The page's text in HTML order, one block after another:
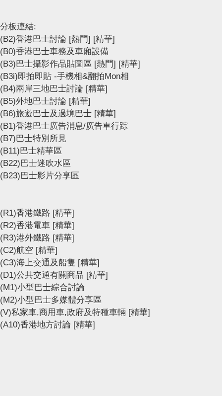
分板連結:
(B2)香港巴士討論 [熱門] [精華]
(B0)香港巴士車務及車廂設備
(B3)巴士攝影作品貼圖區 [熱門] [精華]
(B3i)即拍即貼 -手機相&翻拍Mon相
(B4)兩岸三地巴士討論 [精華]
(B5)外地巴士討論 [精華]
(B6)旅遊巴士及過境巴士 [精華]
(B1)香港巴士廣告消息/廣告車行踪
(B7)巴士特別所見
(B11)巴士精華區
(B22)巴士迷吹水區
(B23)巴士影片分享區
(R1)香港鐵路 [精華]
(R2)香港電車 [精華]
(R3)港外鐵路 [精華]
(C2)航空 [精華]
(C3)海上交通及船隻 [精華]
(D1)公共交通有關商品 [精華]
(M1)小型巴士綜合討論
(M2)小型巴士多媒體分享區
(V)私家車,商用車,政府及特種車輛 [精華]
(A10)香港地方討論 [精華]